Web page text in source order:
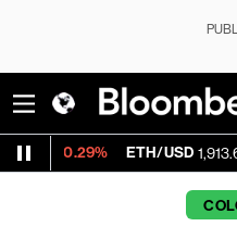
ETH/USD 1,913.673 -